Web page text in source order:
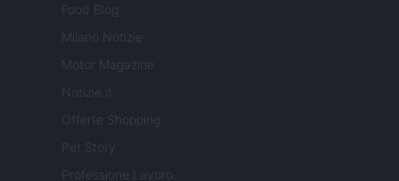
Food Blog
Milano Notizie
Motor Magazine
Notizie.it
Offerte Shopping
Pet Story
Professione Lavoro